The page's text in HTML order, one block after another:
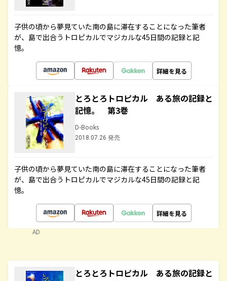
子供の頃から夢見ていた南の島に滞在することになった筆者
が、島で出合うトロピカルでマジカルな45日間の記録と記
憶。
詳細を見る
とろとろトロピカル ある旅の記録と
記憶。 第3巻
D-Books
2018.07.26 発売
子供の頃から夢見ていた南の島に滞在することになった筆者
が、島で出合うトロピカルでマジカルな45日間の記録と記
憶。
詳細を見る
AD
とろとろトロピカル ある旅の記録と